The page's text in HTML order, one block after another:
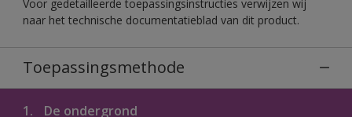
Voor gedetailleerde toepassingsinstructies verwijzen wij
naar het technische documentatieblad van dit product.
Toepassingsmethode
1. De ondergrond